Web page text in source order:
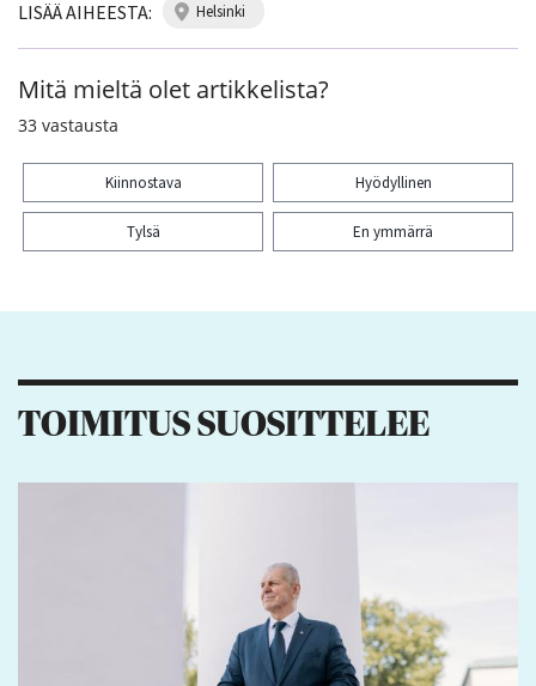
LISÄÄ AIHEESTA: helsinki
Mitä mieltä olet artikkelista?
33 vastausta
Kiinnostava Hyödyllinen
Tylsä En ymmärrä
TOIMITUS SUOSITTELEE